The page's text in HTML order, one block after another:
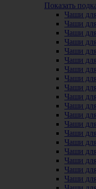
Показать
Чаши
Чаши
Чаши
Чаши
Чаши
Чаши
Чаши
Чаши
Чаши
Чаши
Чаши
Чаши
Чаши
Чаши
Чаши
Чаши
Чаши
Чаши
Чаши